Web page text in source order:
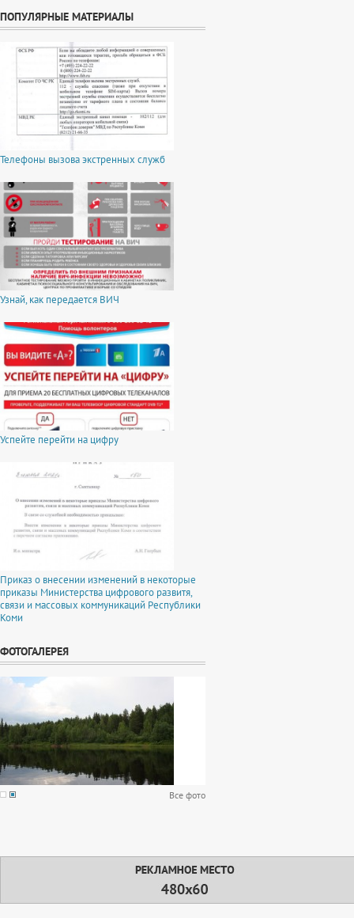
ПОПУЛЯРНЫЕ МАТЕРИАЛЫ
Телефоны вызова экстренных служб
Узнай, как передается ВИЧ
Успейте перейти на цифру
Приказ о внесении изменений в некоторые
приказы Министерства цифрового развитя,
связи и массовых коммуникаций Республики
Коми
ФОТОГАЛЕРЕЯ
Все фото